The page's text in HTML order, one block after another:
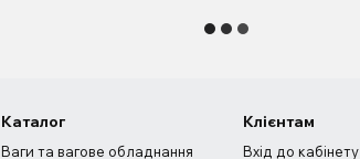
Каталог
Ваги та вагове обладнання
Клієнтам
Вхід до кабінету